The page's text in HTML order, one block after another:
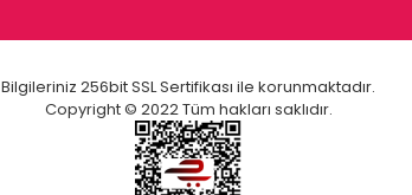
Bilgileriniz 256bit SSL Sertifikası ile korunmaktadır.
Copyright © 2022 Tüm hakları saklıdır.